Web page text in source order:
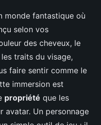
monde fantastique où
selon vos
des cheveux, le
traits du visage,
faire sentir comme le
immersion est
propriété que les
avatar. Un personnage